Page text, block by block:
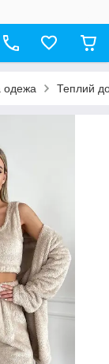
одежа Теплий